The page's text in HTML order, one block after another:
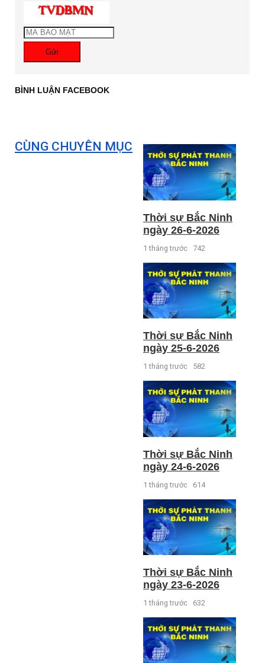
Gửi
BÌNH LUẬN FACEBOOK
CÙNG CHUYÊN MỤC
Thời sự Bắc Ninh
ngày 26-6-2026
1 tháng trước 742
Thời sự Bắc Ninh
ngày 25-6-2026
1 tháng trước 582
Thời sự Bắc Ninh
ngày 24-6-2026
1 tháng trước 614
Thời sự Bắc Ninh
ngày 23-6-2026
1 tháng trước 632